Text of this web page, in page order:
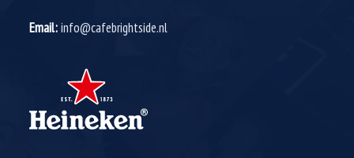
Email:info@cafebrightside.nl